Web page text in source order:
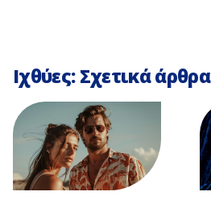
Ιχθύες: Σχετικά άρθρα